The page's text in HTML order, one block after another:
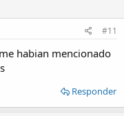
#11
habian mencionado
Responder